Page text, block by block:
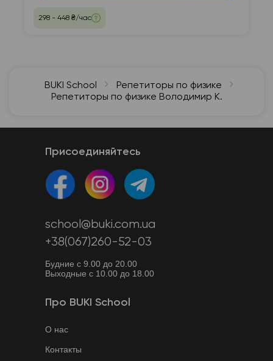
298 - 448 ₴/час
BUKI School
Репетиторы по физике
Репетиторы по физике Володимир К.
Присоединяйтесь
school@buki.com.ua
+38(067)260-52-03
Будние с 9.00 до 20.00
Выходные с 10.00 до 18.00
Про BUKI School
О нас
Контакты